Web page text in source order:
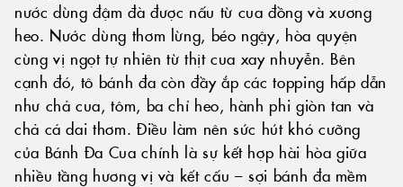
nước dùng đậm đà được nấu từ cua đồng và xương
heo. Nước dùng thơm lừng, béo ngậy, hòa quyện
cùng vị ngọt tự nhiên từ thịt cua xay nhuyễn. Bên
cạnh đó, tô bánh đa còn đầy ắp các topping hấp dẫn
như chả cua, tôm, ba chỉ heo, hành phi giòn tan và
chả cá dai thơm. Điều làm nên sức hút khó cưỡng
của Bánh Đa Cua chính là sự kết hợp hài hòa giữa
nhiều tầng hương vị và kết cấu – sợi bánh đa mềm